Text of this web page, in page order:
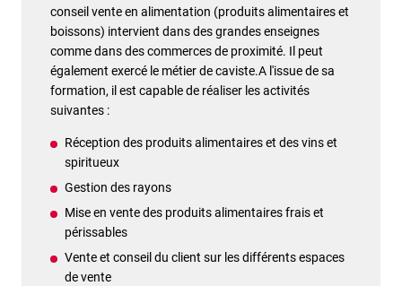
conseil vente en alimentation (produits alimentaires et
boissons) intervient dans des grandes enseignes
comme dans des commerces de proximité. Il peut
également exercé le métier de caviste.A l'issue de sa
formation, il est capable de réaliser les activités
suivantes :
Réception des produits alimentaires et des vins et
spiritueux
Gestion des rayons
Mise en vente des produits alimentaires frais et
périssables
Vente et conseil du client sur les différents espaces
de vente